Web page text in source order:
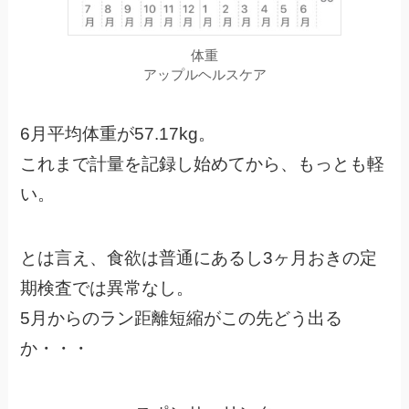
体重
アップルヘルスケア
6月平均体重が57.17kg。
これまで計量を記録し始めてから、もっとも軽
い。
とは言え、食欲は普通にあるし3ヶ月おきの定
期検査では異常なし。
5月からのラン距離短縮がこの先どう出る
か・・・